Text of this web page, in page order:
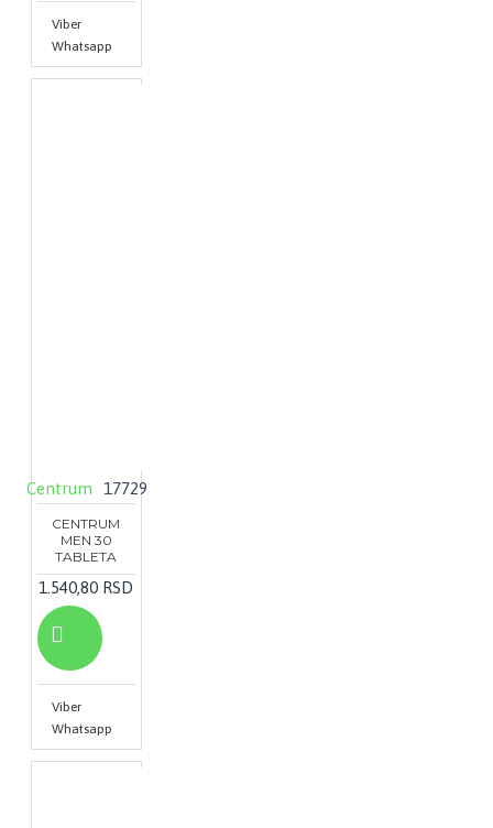
Viber
Whatsapp
Centrum 17729
CENTRUM
MEN 30
TABLETA
1.540,80 RSD
Viber
Whatsapp